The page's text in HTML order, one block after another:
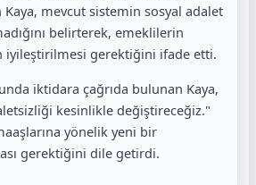
mevcut sistemin sosyal adalet
belirterek, emeklilerin
iyileştirilmesi gerektiğini ifade etti.
iktidara çağrıda bulunan Kaya,
kesinlikle değiştireceğiz."
yönelik yeni bir
gerektiğini dile getirdi.